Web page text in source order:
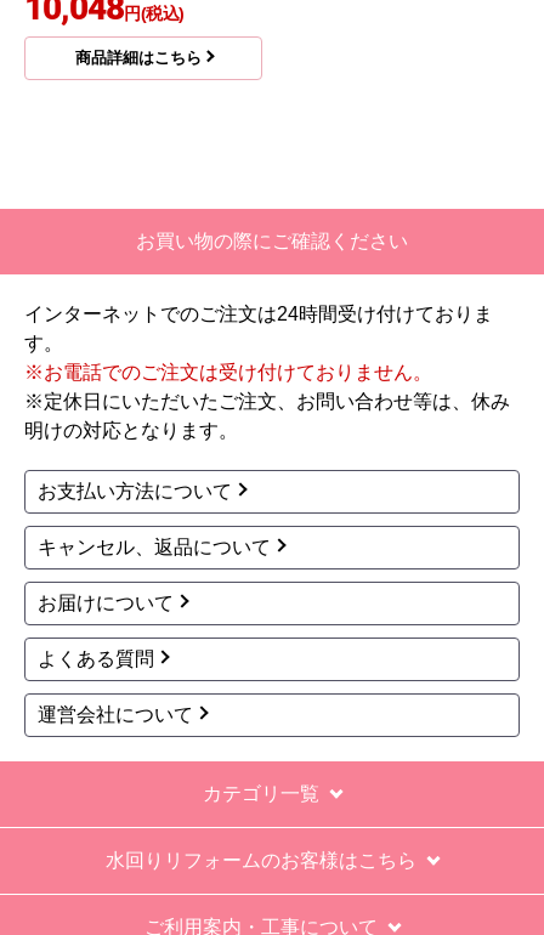
10,048円(税込)
商品詳細はこちら
お買い物の際にご確認ください
インターネットでのご注文は24時間受け付けておりま
す。
※お電話でのご注文は受け付けておりません。
※定休日にいただいたご注文、お問い合わせ等は、休み
明けの対応となります。
お支払い方法について
キャンセル、返品について
お届けについて
よくある質問
運営会社について
カテゴリ一覧
水回りリフォームのお客様はこちら
ご利用案内・工事について